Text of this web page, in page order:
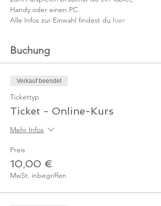
Handy oder einen PC.
Alle Infos zur Einwahl findest du hier
Buchung
Verkauf beendet
Tickettyp
Ticket - Online-Kurs
Mehr Infos
Preis
10,00 €
MwSt. inbegriffen